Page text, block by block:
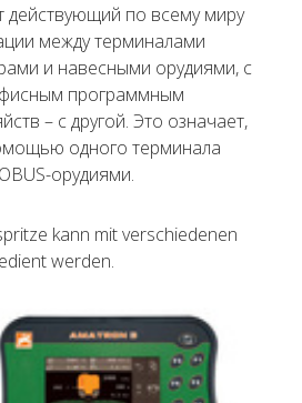
действующий по всему миру
между терминалами
и навесными орудиями, с
программным
– с другой. Это означает,
одного терминала
орудиями.
kann mit verschiedenen
werden.